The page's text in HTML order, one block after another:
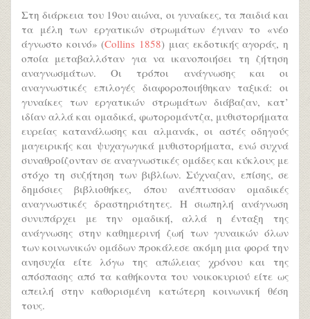
Στη διάρκεια του 19ου αιώνα, οι γυναίκες, τα παιδιά και
τα μέλη των εργατικών στρωμάτων έγιναν το «νέο
άγνωστο κοινό» (Collins 1858) μιας εκδοτικής αγοράς, η
οποία μεταβαλλόταν για να ικανοποιήσει τη ζήτηση
αναγνωσμάτων. Οι τρόποι ανάγνωσης και οι
αναγνωστικές επιλογές διαφοροποιήθηκαν ταξικά: οι
γυναίκες των εργατικών στρωμάτων διάβαζαν, κατ’
ιδίαν αλλά και ομαδικά, φωτορομάντζα, μυθιστορήματα
ευρείας κατανάλωσης και αλμανάκ, οι αστές οδηγούς
μαγειρικής και ψυχαγωγικά μυθιστορήματα, ενώ συχνά
συναθροίζονταν σε αναγνωστικές ομάδες και κύκλους με
στόχο τη συζήτηση των βιβλίων. Σύχναζαν, επίσης, σε
δημόσιες βιβλιοθήκες, όπου ανέπτυσσαν ομαδικές
αναγνωστικές δραστηριότητες. Η σιωπηλή ανάγνωση
συνυπάρχει με την ομαδική, αλλά η ένταξη της
ανάγνωσης στην καθημερινή ζωή των γυναικών όλων
των κοινωνικών ομάδων προκάλεσε ακόμη μια φορά την
ανησυχία είτε λόγω της απώλειας χρόνου και της
απόσπασης από τα καθήκοντα του νοικοκυριού είτε ως
απειλή στην καθορισμένη κατώτερη κοινωνική θέση
τους.